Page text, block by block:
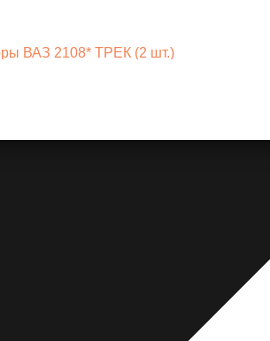
ВАЗ 2108* ТРЕК (2 шт.)